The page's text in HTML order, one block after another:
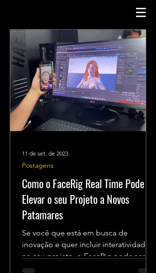
Como o FaceRig Real Time Pode
Elevar o seu Projeto a Novos
Patamares
Se você que está em busca de
inovação e quer incluir interatividade
no seu projeto, o FaceRig pode ser a
solução perfeita! Abaixo, vamos...
Postagens
11 de set. de 2023